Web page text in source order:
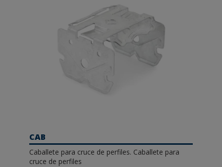
CAB
Caballete para cruce de perfiles. Caballete para
cruce de perfiles